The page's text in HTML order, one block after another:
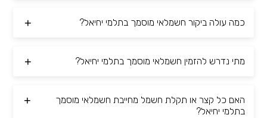
כמה עולה ביקור חשמלאי מוסמך בתלמי יחיאל?
מתי נדרש להזמין חשמלאי מוסמך בתלמי יחיאל?
האם כל קצר או תקלת חשמל מחייבת חשמלאי מוסמך
בתלמי יחיאל?